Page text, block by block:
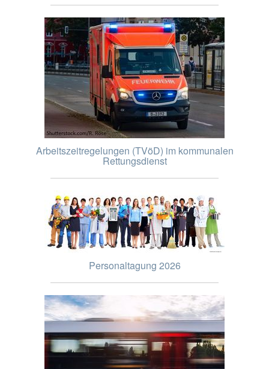
Arbeitszeitregelungen (TVöD) im kommunalen
Rettungsdienst
Personaltagung 2026